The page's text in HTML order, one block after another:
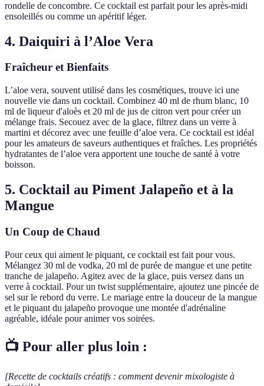
rondelle de concombre. Ce cocktail est parfait pour les après-midi
ensoleillés ou comme un apéritif léger.
4. Daiquiri à l’Aloe Vera
Fraîcheur et Bienfaits
L’aloe vera, souvent utilisé dans les cosmétiques, trouve ici une
nouvelle vie dans un cocktail. Combinez 40 ml de rhum blanc, 10
ml de liqueur d'aloès et 20 ml de jus de citron vert pour créer un
mélange frais. Secouez avec de la glace, filtrez dans un verre à
martini et décorez avec une feuille d’aloe vera. Ce cocktail est idéal
pour les amateurs de saveurs authentiques et fraîches. Les propriétés
hydratantes de l’aloe vera apportent une touche de santé à votre
boisson.
5. Cocktail au Piment Jalapeño et à la
Mangue
Un Coup de Chaud
Pour ceux qui aiment le piquant, ce cocktail est fait pour vous.
Mélangez 30 ml de vodka, 20 ml de purée de mangue et une petite
tranche de jalapeño. Agitez avec de la glace, puis versez dans un
verre à cocktail. Pour un twist supplémentaire, ajoutez une pincée de
sel sur le rebord du verre. Le mariage entre la douceur de la mangue
et le piquant du jalapeño provoque une montée d'adrénaline
agréable, idéale pour animer vos soirées.
📺 Pour aller plus loin :
[Recette de cocktails créatifs : comment devenir mixologiste à